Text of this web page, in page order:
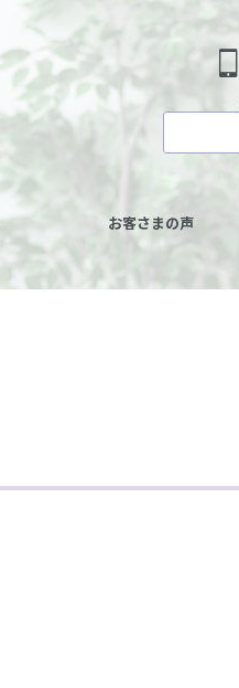
お客さまの声